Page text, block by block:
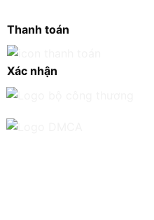
Thanh toán
Xác nhận